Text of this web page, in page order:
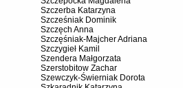
Szczerba Katarzyna
Szcześniak Dominik
Szczęch Anna
Szczęśniak-Majcher Adriana
Szczygieł Kamil
Szendera Małgorzata
Szerstobitow Zachar
Szewczyk-Świerniak Dorota